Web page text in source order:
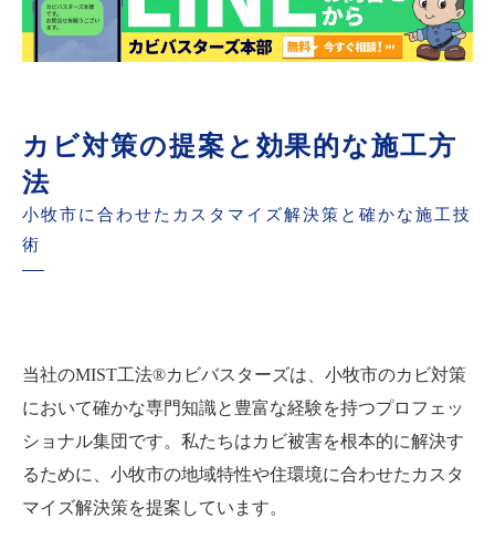
カビ対策の提案と効果的な施工方
法
小牧市に合わせたカスタマイズ解決策と確かな施工技
術
当社のMIST工法®カビバスターズは、小牧市のカビ対策
において確かな専門知識と豊富な経験を持つプロフェッ
ショナル集団です。私たちはカビ被害を根本的に解決す
るために、小牧市の地域特性や住環境に合わせたカスタ
マイズ解決策を提案しています。